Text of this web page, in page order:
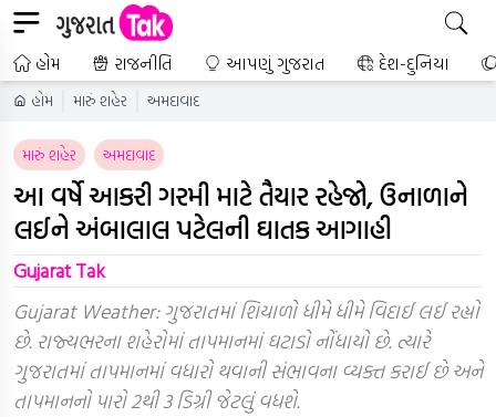
હોમ રાજનીતિ આપણું ગુજરાત દેશ-દુનિયા
હોમ મારું શહેર અમદાવાદ
મારું શહેર અમદાવાદ
આ વર્ષે આકરી ગરમી માટે તૈયાર રહેજો, ઉનાળાને
લઈને અંબાલાલ પટેલની ઘાતક આગાહી
Gujarat Tak
Gujarat Weather: ગુજરાતમાં શિયાળો ધીમે ધીમે વિદાઈ લઈ રહ્યો
છે. રાજ્યભરના શહેરોમાં તાપમાનમાં ઘટાડો નોંધાયો છે. ત્યારે
ગુજરાતમાં તાપમાનમાં વધારો થવાની સંભાવના વ્યક્ત કરાઈ છે અને
તાપમાનનો પારો 2થી 3 ડિગ્રી જેટલું વધશે.